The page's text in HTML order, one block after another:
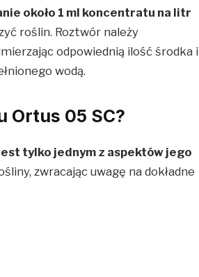
około 1 ml koncentratu na litr
roślin. Roztwór należy
odpowiednią ilość środka i
wodą.
Ortus 05 SC?
tylko jednym z aspektów jego
zwracając uwagę na dokładne